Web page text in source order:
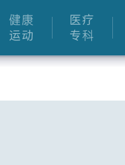
健康
运动
医疗
专科